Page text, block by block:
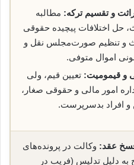
و تقسیم ترکه: مطالبه
حل اختلافات پیچیده حقوقی
و تنظیم صورت‌مجلس نقل و
اموال متوفی.
و قیمومیت: تعیین قیم، ولی
امور مالی و حقوقی صغار،
و افراد بدسرپرست.
عقد: وکالت در پرونده‌های
به دلیل تدلیس (فریب در